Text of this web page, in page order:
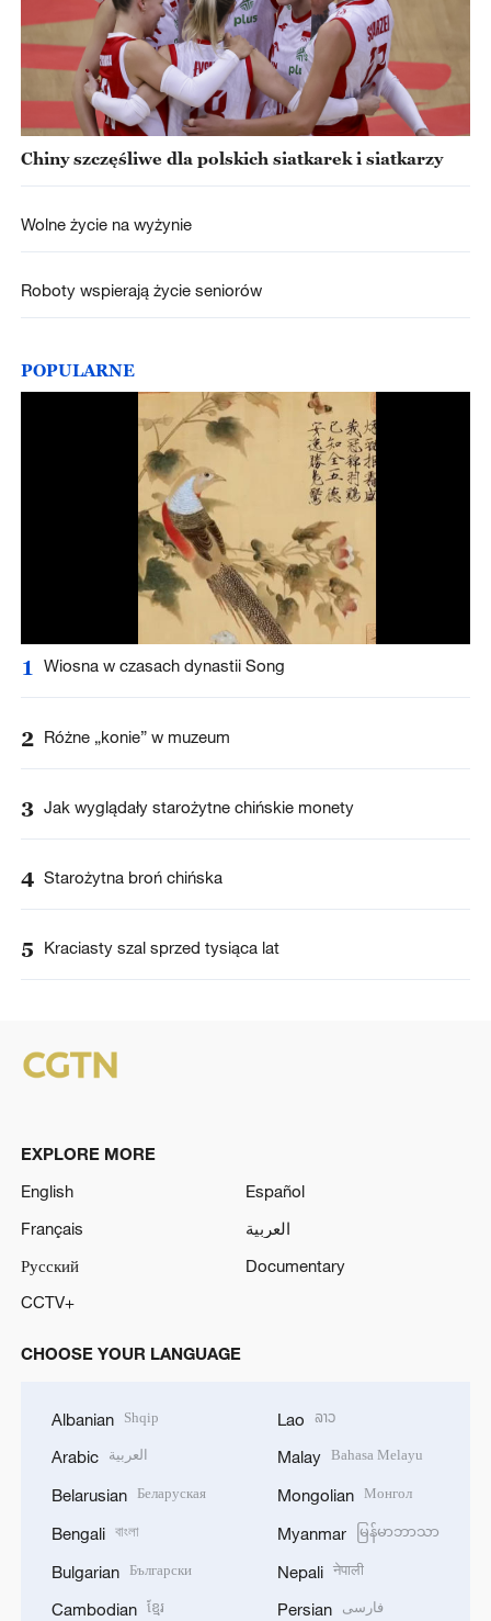
Chiny szczęśliwe dla polskich siatkarek i siatkarzy
Wolne życie na wyżynie
Roboty wspierają życie seniorów
POPULARNE
1 Wiosna w czasach dynastii Song
2 Różne „konie” w muzeum
3 Jak wyglądały starożytne chińskie monety
4 Starożytna broń chińska
5 Kraciasty szal sprzed tysiąca lat
EXPLORE MORE
English
Español
Français
العربية
Русский
Documentary
CCTV+
CHOOSE YOUR LANGUAGE
Albanian Shqip
Arabic العربية
Belarusian Беларуская
Bengali বাংলা
Bulgarian Български
Cambodian ខ្មែរ
Lao ລາວ
Malay Bahasa Melayu
Mongolian Монгол
Myanmar မြန်မာဘာသာ
Nepali नेपाली
Persian فارسی